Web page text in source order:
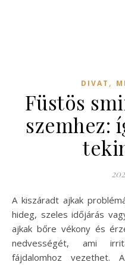
DIVAT ,
Füstös
szemhez:
A kiszáradt ajkak problémája sokunkat érint, különösen a
hideg, szeles időjárás
ajkak bőre vékony és
nedvességét, ami
fájdalomhoz vezethet.